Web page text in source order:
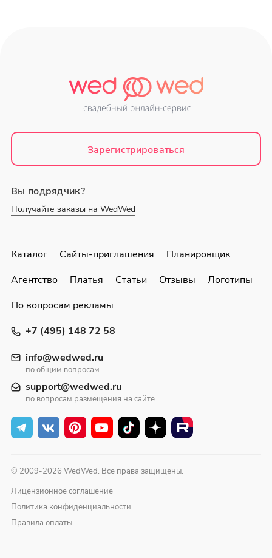
Зарегистрироваться
Вы подрядчик?
Получайте заказы на WedWed
+7 (495) 148 72 58
info@wedwed.ru
по общим вопросам
support@wedwed.ru
по вопросам размещения на сайте
Каталог Сайты-приглашения
Планировщик
Агентство
Платья Статьи Отзывы
Логотипы
По вопросам рекламы
© 2009-2026 WedWed. Все права защищены.
Лицензионное соглашение
Политика конфиденциальности
Правила оплаты